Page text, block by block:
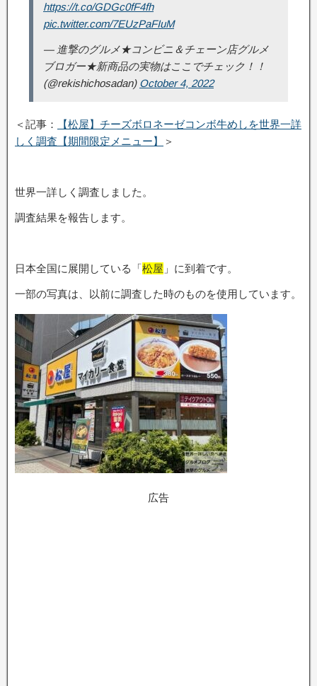
https://t.co/GDGc0fF4fh
pic.twitter.com/7EUzPaFIuM
— 進撃のグルメ★コンビニ＆チェーン店グルメ
ブロガー★新商品の実物はここでチェック！！
(@rekishichosadan) October 4, 2022
＜記事：
【松屋】チーズボロネーゼコンボ牛めしを世界一詳
しく調査【期間限定メニュー】
＞
世界一詳しく調査しました。
調査結果を報告します。
日本全国に展開している「松屋 」に到着です。
一部の写真は、以前に調査した時のものを使用しています。
広告